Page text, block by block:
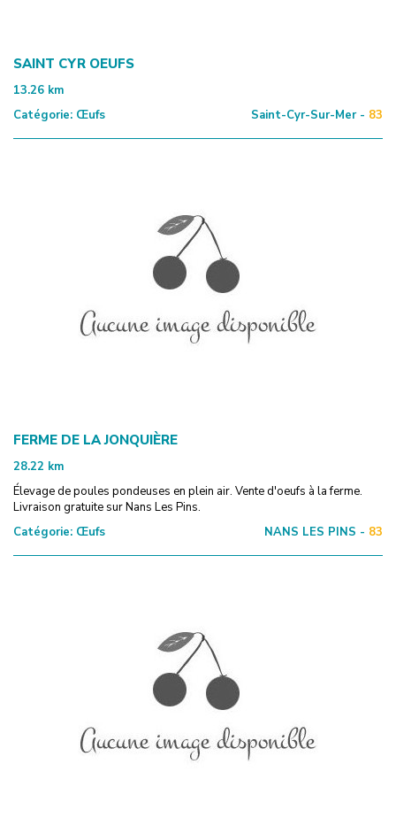
SAINT CYR OEUFS
13.26 km
Catégorie: Œufs Saint-Cyr-Sur-Mer - 83
FERME DE LA JONQUIÈRE
28.22 km
Élevage de poules pondeuses en plein air. Vente d'oeufs à la ferme.
Livraison gratuite sur Nans Les Pins.
Catégorie: Œufs NANS LES PINS - 83